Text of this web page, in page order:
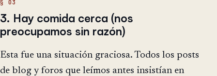
3. Hay comida cerca (nos
preocupamos sin razón)
Esta fue una situación graciosa. Todos los posts
de blog y foros que leímos antes insistían en